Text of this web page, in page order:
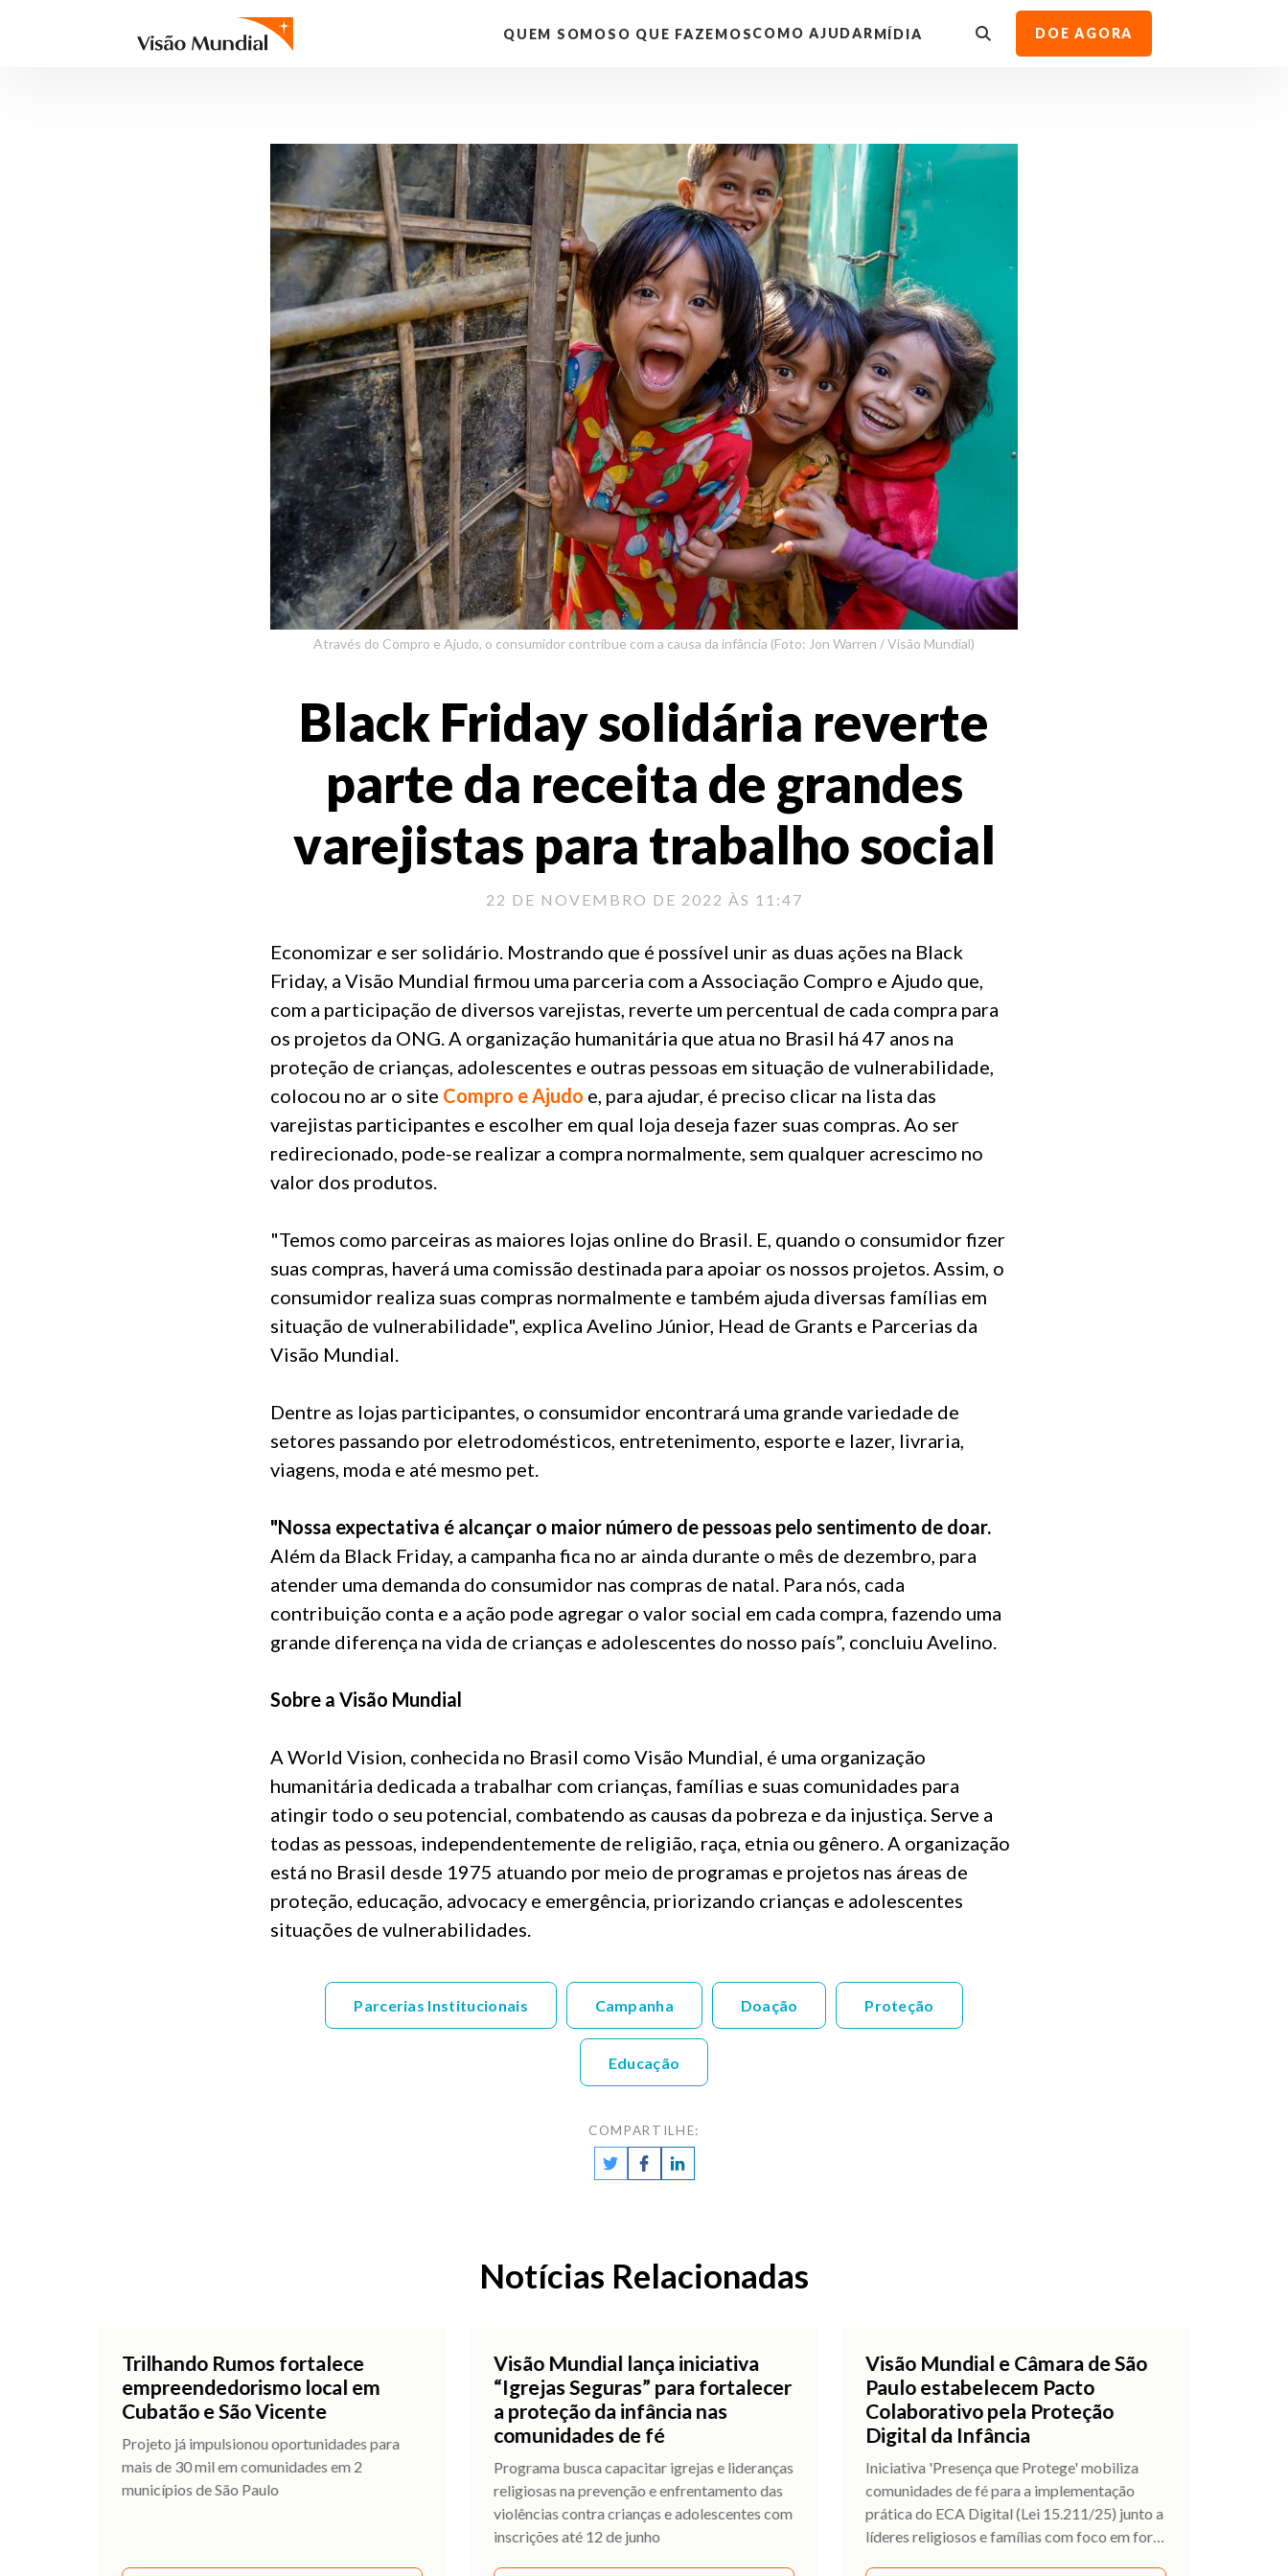
QUEM SOMOS O QUE FAZEMOSCOMO AJUDARMÍDIA DOE AGORA
Através do Compro e Ajudo, o consumidor contribue com a causa da infância (Foto: Jon Warren / Visão Mundial)
Black Friday solidária reverte
parte da receita de grandes
varejistas para trabalho social
22 DE NOVEMBRO DE 2022 ÀS 11:47
Economizar e ser solidário. Mostrando que é possível unir as duas ações na Black
Friday, a Visão Mundial firmou uma parceria com a Associação Compro e Ajudo que,
com a participação de diversos varejistas, reverte um percentual de cada compra para
os projetos da ONG. A organização humanitária que atua no Brasil há 47 anos na
proteção de crianças, adolescentes e outras pessoas em situação de vulnerabilidade,
colocou no ar o site Compro e Ajudo e, para ajudar, é preciso clicar na lista das
varejistas participantes e escolher em qual loja deseja fazer suas compras. Ao ser
redirecionado, pode-se realizar a compra normalmente, sem qualquer acrescimo no
valor dos produtos.
"Temos como parceiras as maiores lojas online do Brasil. E, quando o consumidor fizer
suas compras, haverá uma comissão destinada para apoiar os nossos projetos. Assim, o
consumidor realiza suas compras normalmente e também ajuda diversas famílias em
situação de vulnerabilidade", explica Avelino Júnior, Head de Grants e Parcerias da
Visão Mundial.
Dentre as lojas participantes, o consumidor encontrará uma grande variedade de
setores passando por eletrodomésticos, entretenimento, esporte e lazer, livraria,
viagens, moda e até mesmo pet.
"Nossa expectativa é alcançar o maior número de pessoas pelo sentimento de doar.
Além da Black Friday, a campanha fica no ar ainda durante o mês de dezembro, para
atender uma demanda do consumidor nas compras de natal. Para nós, cada
contribuição conta e a ação pode agregar o valor social em cada compra, fazendo uma
grande diferença na vida de crianças e adolescentes do nosso país”, concluiu Avelino.
Sobre a Visão Mundial
A World Vision, conhecida no Brasil como Visão Mundial, é uma organização
humanitária dedicada a trabalhar com crianças, famílias e suas comunidades para
atingir todo o seu potencial, combatendo as causas da pobreza e da injustiça. Serve a
todas as pessoas, independentemente de religião, raça, etnia ou gênero. A organização
está no Brasil desde 1975 atuando por meio de programas e projetos nas áreas de
proteção, educação, advocacy e emergência, priorizando crianças e adolescentes
situações de vulnerabilidades.
Parcerias Institucionais Campanha Doação Proteção
Educação
COMPARTILHE:
Notícias Relacionadas
Trilhando Rumos fortalece
empreendedorismo local em
Cubatão e São Vicente
Projeto já impulsionou oportunidades para
mais de 30 mil em comunidades em 2
municípios de São Paulo
Visão Mundial lança iniciativa
“Igrejas Seguras” para fortalecer
a proteção da infância nas
comunidades de fé
Programa busca capacitar igrejas e lideranças
religiosas na prevenção e enfrentamento das
violências contra crianças e adolescentes com
inscrições até 12 de junho
Visão Mundial e Câmara de São
Paulo estabelecem Pacto
Colaborativo pela Proteção
Digital da Infância
Iniciativa 'Presença que Protege' mobiliza
comunidades de fé para a implementação
prática do ECA Digital (Lei 15.211/25) junto a
líderes religiosos e famílias com foco em for…